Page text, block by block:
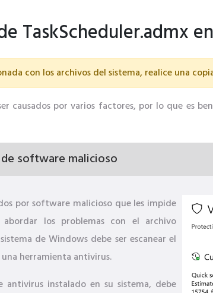
TaskScheduler.admx
con los archivos del sistema, realice una
causados ​​por varios factores, por lo que es
software malicioso
por software malicioso que les impide
los problemas con el archivo
de Windows debe ser escanear el
herramienta antivirus.
instalado en su sistema, debe